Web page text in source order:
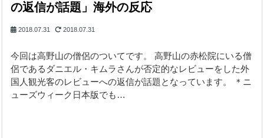
の返信が話題」海外の反応
2018.07.31 2018.07.31
今回は高野山の僧侶のついてです。 高野山の赤松院にいる僧
侶であるダニエル・キムラさんが否定的なレビューをした外
国人観光客のレビューへの返信が話題となっています。 ＊ニ
ューズウィーク日本版でも…